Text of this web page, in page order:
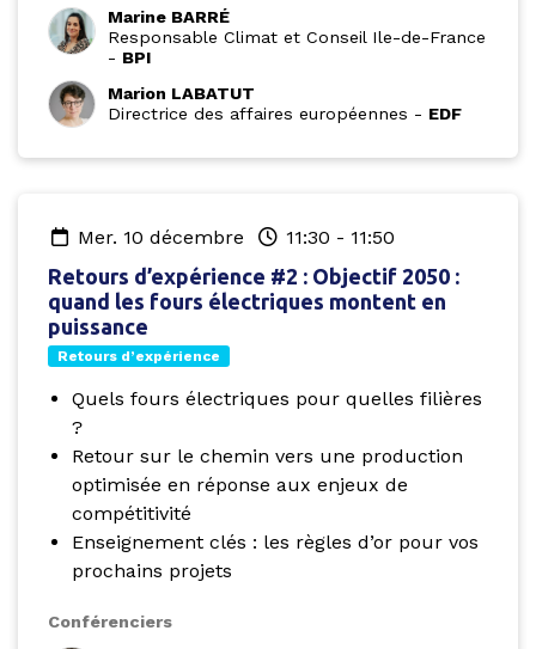
Marine BARRÉ
Responsable Climat et Conseil Ile-de-France
- BPI
Marion LABATUT
Directrice des affaires européennes - EDF
mer. 10 décembre 11:30 - 11:50
Retours d’expérience #2 : Objectif 2050 :
quand les fours électriques montent en
puissance
Retours d’expérience
Quels fours électriques pour quelles filières
?
Retour sur le chemin vers une production
optimisée en réponse aux enjeux de
compétitivité
Enseignement clés : les règles d’or pour vos
prochains projets
Conférenciers